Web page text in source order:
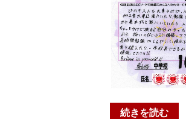
“京
続きを読む